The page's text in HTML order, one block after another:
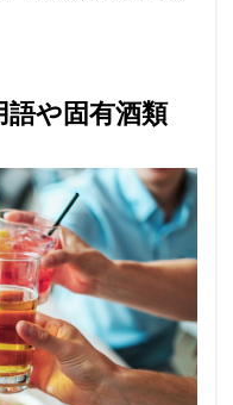
や固有酒類